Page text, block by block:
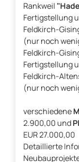
Rankweil
Fertigstellung
Feldkirch-
(nur noch
Feldkirch-
Fertigstellung
Feldkirch-
(nur noch
verschiedene
2.900,00 und
EUR 27.000,00
Detaillierte